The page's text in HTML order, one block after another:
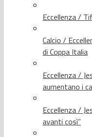
Eccellenza /
Calcio /
di Coppa Italia
Eccellenza /
aumentano i
Eccellenza /
avanti così”